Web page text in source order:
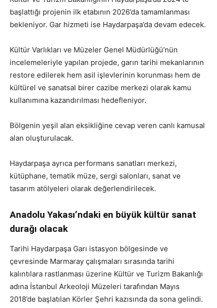
başlattığı projenin ilk etabının 2026’da tamamlanması
bekleniyor. Gar hizmeti ise Haydarpaşa’da devam edecek.
Kültür Varlıkları ve Müzeler Genel Müdürlüğü’nün
incelemeleriyle yapılan projede, garın tarihi mekanlarının
restore edilerek hem asil işlevlerinin korunması hem de
kültürel ve sanatsal birer cazibe merkezi olarak kamu
kullanımına kazandırılması hedefleniyor.
Bölgenin yeşil alan eksikliğine cevap veren canlı kamusal
alan oluşturulacak.
Haydarpaşa ayrıca performans sanatları merkezi,
kütüphane, tematik müze, sergi salonları, sanat ve
tasarım atölyeleri olarak değerlendirilecek.
Anadolu Yakası’ndaki en büyük kültür sanat
durağı olacak
Tarihi Haydarpaşa Garı istasyon bölgesinde ve
çevresinde Marmaray çalışmaları sırasında tarihi
kalıntılara rastlanması üzerine Kültür ve Turizm Bakanlığı
adına İstanbul Arkeoloji Müzeleri tarafından Mayıs
2018’de başlatılan Körler Şehri kazısında da sona gelindi.